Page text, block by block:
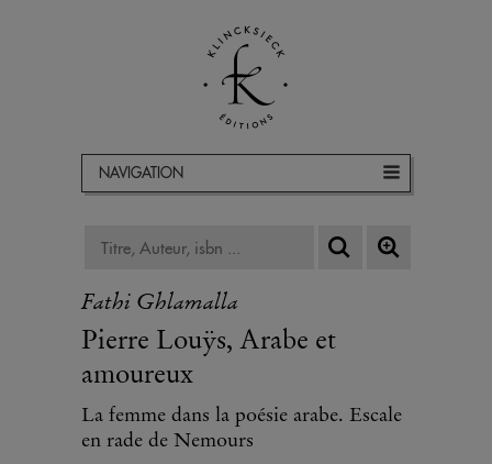
NAVIGATION
Fathi Ghlamalla
Pierre Louÿs, Arabe et
amoureux
La femme dans la poésie arabe. Escale
en rade de Nemours